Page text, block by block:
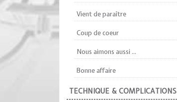
Vient de paraître
Coup de coeur
Nous aimons aussi ...
Bonne affaire
TECHNIQUE & COMPLICATIONS